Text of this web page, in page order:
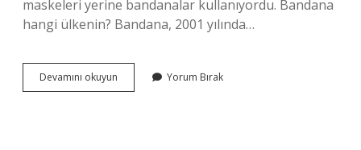
maskeleri yerine bandanalar kullanıyordu. Bandana
hangi ülkenin? Bandana, 2001 yılında…
Devamını okuyun Bandana
Neyi
Yorum Bırak